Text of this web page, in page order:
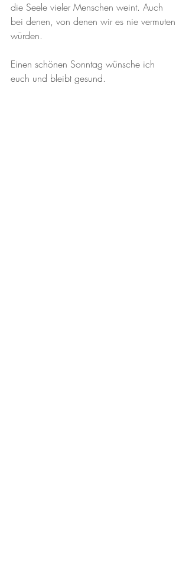
die Seele vieler Menschen weint. Auch
bei denen, von denen wir es nie vermuten
würden.
Einen schönen Sonntag wünsche ich
euch und bleibt gesund.